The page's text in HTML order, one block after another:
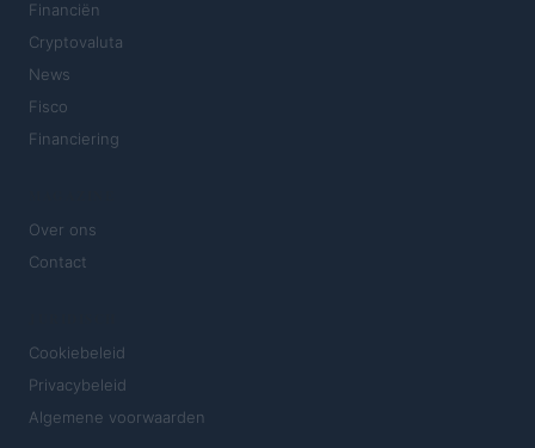
Financiën
Cryptovaluta
News
Fisco
Financiering
Over ons
Contact
Cookiebeleid
Privacybeleid
Algemene voorwaarden